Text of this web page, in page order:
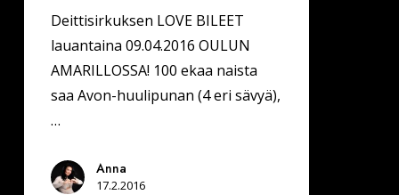
Deittisirkuksen LOVE BILEET
lauantaina 09.04.2016 OULUN
AMARILLOSSA! 100 ekaa naista
saa Avon-huulipunan (4 eri sävyä),
…
Anna
17.2.2016